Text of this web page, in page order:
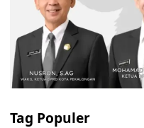
Tag Populer